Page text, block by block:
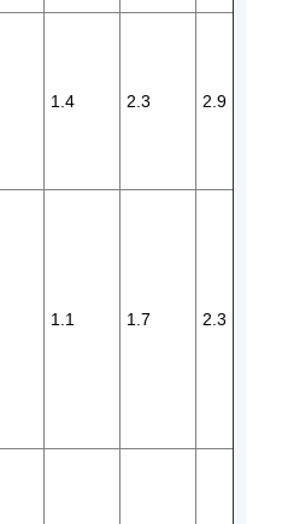
1.4 2.3 2.9
1.1 1.7 2.3